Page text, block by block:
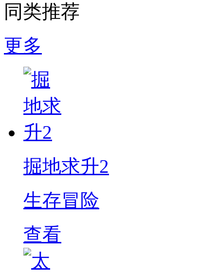
同类推荐
更多
掘地求升2
生存冒险
查看